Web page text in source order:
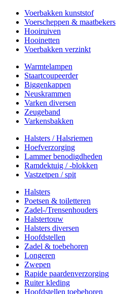
Voerbakken kunststof
Voerscheppen & maatbekers
Hooiruiven
Hooinetten
Voerbakken verzinkt
Warmtelampen
Staartcoupeerder
Biggenkappen
Neuskrammen
Varken diversen
Zeugeband
Varkensbakken
Halsters / Halsriemen
Hoefverzorging
Lammer benodigdheden
Ramdektuig / -blokken
Vastzetpen / spit
Halsters
Poetsen & toiletteren
Zadel-/Trensenhouders
Halstertouw
Halsters diversen
Hoofdstellen
Zadel & toebehoren
Longeren
Zwepen
Rapide paardenverzorging
Ruiter kleding
Hoofdstellen toebehoren